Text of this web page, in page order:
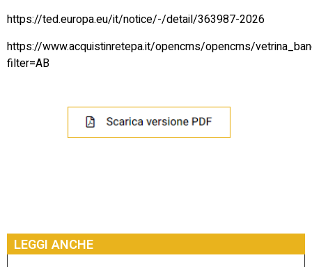
https://ted.europa.eu/it/notice/-/detail/363987-2026
https://www.acquistinretepa.it/opencms/opencms/
filter=AB
LEGGI ANCHE